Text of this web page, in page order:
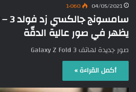
04/05/2021 1٬060
يظهر في صور عالية الدقّة
صور جديدة لهاتف Galaxy Z Fold 3
أكمل القراءة »